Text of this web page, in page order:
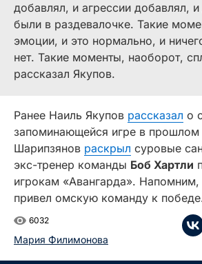
добавлял, и агрессии добавлял,
были в раздевалочке. Такие
эмоции, и это нормально, и
нет. Такие моменты, наоборот,
рассказал Якупов.
Ранее Наиль Якупов рассказал о
запоминающейся игре в прошлом
Шарипзянов раскрыл суровые
экс-тренер команды Боб Хартли
игрокам «Авангарда».
привел омскую команду к
6032
Мария Филимонова